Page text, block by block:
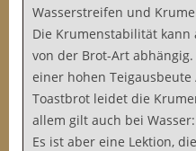
Wasserstreifen und
Die Krumenstabilität kann
von der Brot-Art
einer hohen
Toastbrot leidet die
allem gilt auch bei
Es ist aber eine Lektion,